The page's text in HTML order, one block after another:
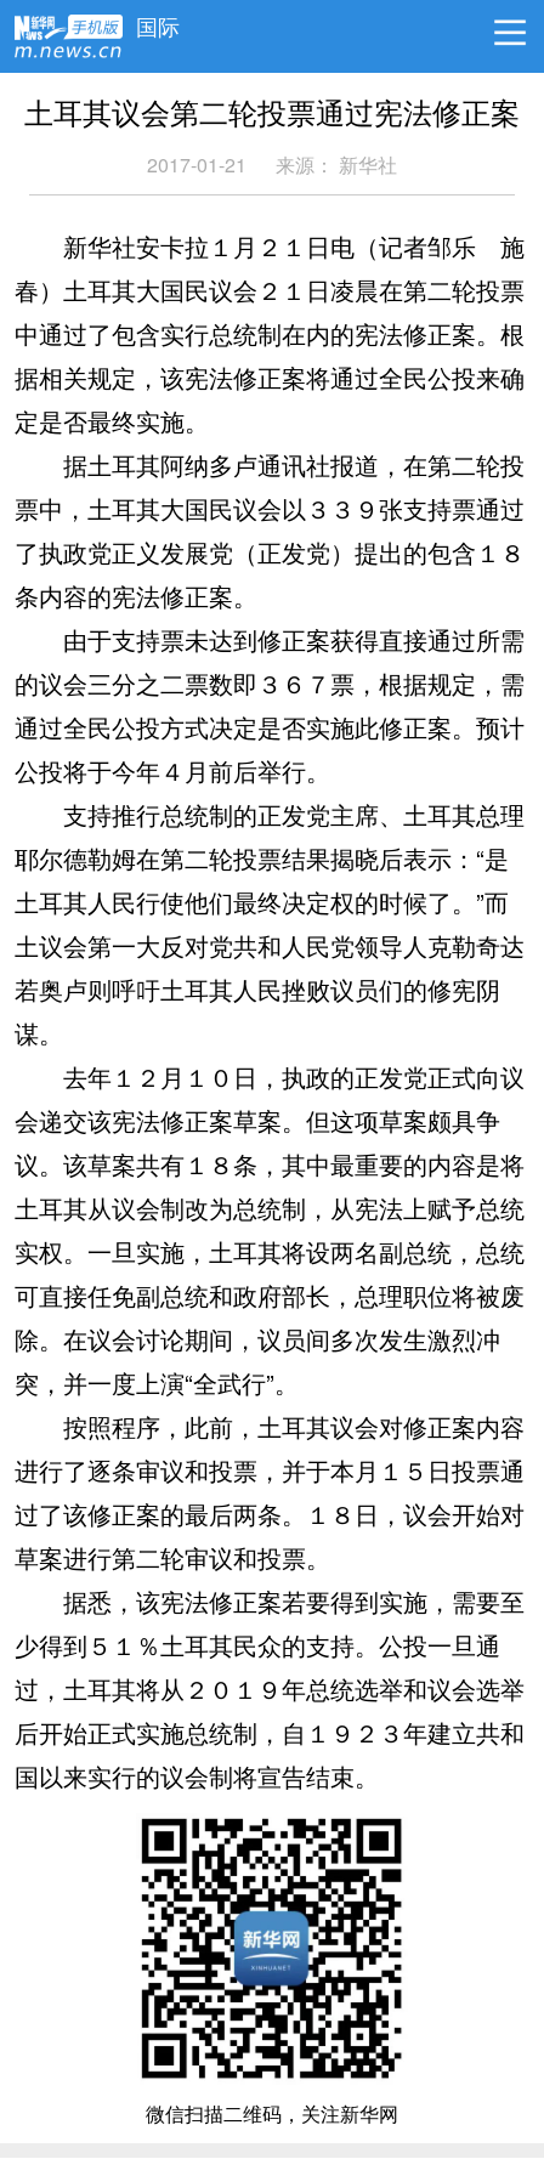
国际
土耳其议会第二轮投票通过宪法修正案
2017-01-21 来源： 新华社
新华社安卡拉１月２１日电（记者邹乐 施
春）土耳其大国民议会２１日凌晨在第二轮投票
中通过了包含实行总统制在内的宪法修正案。根
据相关规定，该宪法修正案将通过全民公投来确
定是否最终实施。
据土耳其阿纳多卢通讯社报道，在第二轮投
票中，土耳其大国民议会以３３９张支持票通过
了执政党正义发展党（正发党）提出的包含１８
条内容的宪法修正案。
由于支持票未达到修正案获得直接通过所需
的议会三分之二票数即３６７票，根据规定，需
通过全民公投方式决定是否实施此修正案。预计
公投将于今年４月前后举行。
支持推行总统制的正发党主席、土耳其总理
耶尔德勒姆在第二轮投票结果揭晓后表示：“是
土耳其人民行使他们最终决定权的时候了。”而
土议会第一大反对党共和人民党领导人克勒奇达
若奥卢则呼吁土耳其人民挫败议员们的修宪阴
谋。
去年１２月１０日，执政的正发党正式向议
会递交该宪法修正案草案。但这项草案颇具争
议。该草案共有１８条，其中最重要的内容是将
土耳其从议会制改为总统制，从宪法上赋予总统
实权。一旦实施，土耳其将设两名副总统，总统
可直接任免副总统和政府部长，总理职位将被废
除。在议会讨论期间，议员间多次发生激烈冲
突，并一度上演“全武行”。
按照程序，此前，土耳其议会对修正案内容
进行了逐条审议和投票，并于本月１５日投票通
过了该修正案的最后两条。１８日，议会开始对
草案进行第二轮审议和投票。
据悉，该宪法修正案若要得到实施，需要至
少得到５１％土耳其民众的支持。公投一旦通
过，土耳其将从２０１９年总统选举和议会选举
后开始正式实施总统制，自１９２３年建立共和
国以来实行的议会制将宣告结束。
微信扫描二维码，关注新华网